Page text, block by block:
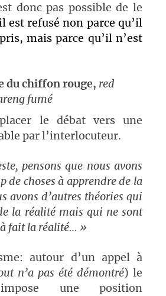
donc pas possible de le
est refusé non parce qu’il
mais parce qu’il n’est
du chiffon rouge, red
fumé
le débat vers une
par l’interlocuteur.
pensons que nous avons
de choses à apprendre de la
avons d’autres théories qui
la réalité mais qui ne sont
fait la réalité… »
autour d’un appel à
n’a pas été démontré) le
une position